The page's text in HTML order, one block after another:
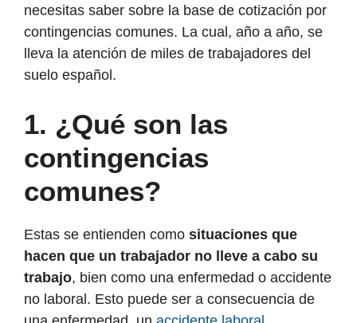
necesitas saber sobre la base de cotización por
contingencias comunes. La cual, año a año, se
lleva la atención de miles de trabajadores del
suelo español.
1. ¿Qué son las
contingencias
comunes?
Estas se entienden como situaciones que
hacen que un trabajador no lleve a cabo su
trabajo, bien como una enfermedad o accidente
no laboral. Esto puede ser a consecuencia de